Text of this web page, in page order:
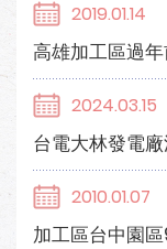
2019.01.14
高雄加工區過
2024.03.15
台電大林發電
2010.01.07
加工區台中園